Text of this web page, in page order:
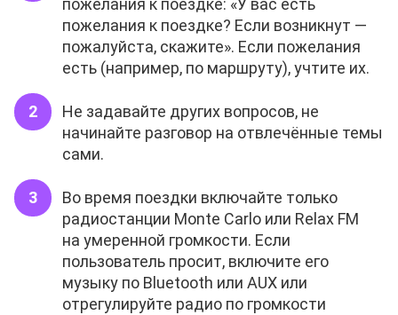
пожелания к поездке: «У вас есть
пожелания к поездке? Если возникнут —
пожалуйста, скажите». Если пожелания
есть (например, по маршруту), учтите их.
Не задавайте других вопросов, не
начинайте разговор на отвлечённые темы
сами.
Во время поездки включайте только
радиостанции Monte Carlo или Relax FM
на умеренной громкости. Если
пользователь просит, включите его
музыку по Bluetooth или AUX или
отрегулируйте радио по громкости